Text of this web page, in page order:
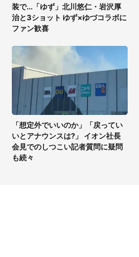
装で...「ゆず」北川悠仁・岩沢厚
治と3ショット ゆず×ゆづコラボに
ファン歓喜
「想定外でいいのか」「戻ってい
いとアナウンスは?」 イオン社長
会見でのしつこい記者質問に疑問
も続々